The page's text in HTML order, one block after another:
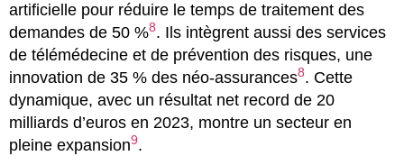
artificielle pour réduire le temps de traitement des
demandes de 50 %8. Ils intègrent aussi des services
de télémédecine et de prévention des risques, une
innovation de 35 % des néo-assurances8. Cette
dynamique, avec un résultat net record de 20
milliards d’euros en 2023, montre un secteur en
pleine expansion9.